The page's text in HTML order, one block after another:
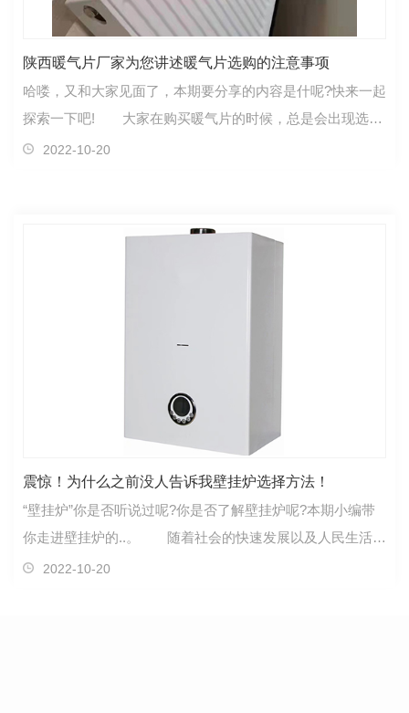
陕西暖气片厂家为您讲述暖气片选购的注意事项
哈喽，又和大家见面了，本期要分享的内容是什呢?快来一起
探索一下吧! 大家在购买暖气片的时候，总是会出现选择
的难题，那么下面陕西暖气片厂家小编就给大家整…
2022-10-20
震惊！为什么之前没人告诉我壁挂炉选择方法！
“壁挂炉”你是否听说过呢?你是否了解壁挂炉呢?本期小编带
你走进壁挂炉的..。 随着社会的快速发展以及人民生活水
平的不断提高，壁挂炉在家庭里的应用也越来越…
2022-10-20